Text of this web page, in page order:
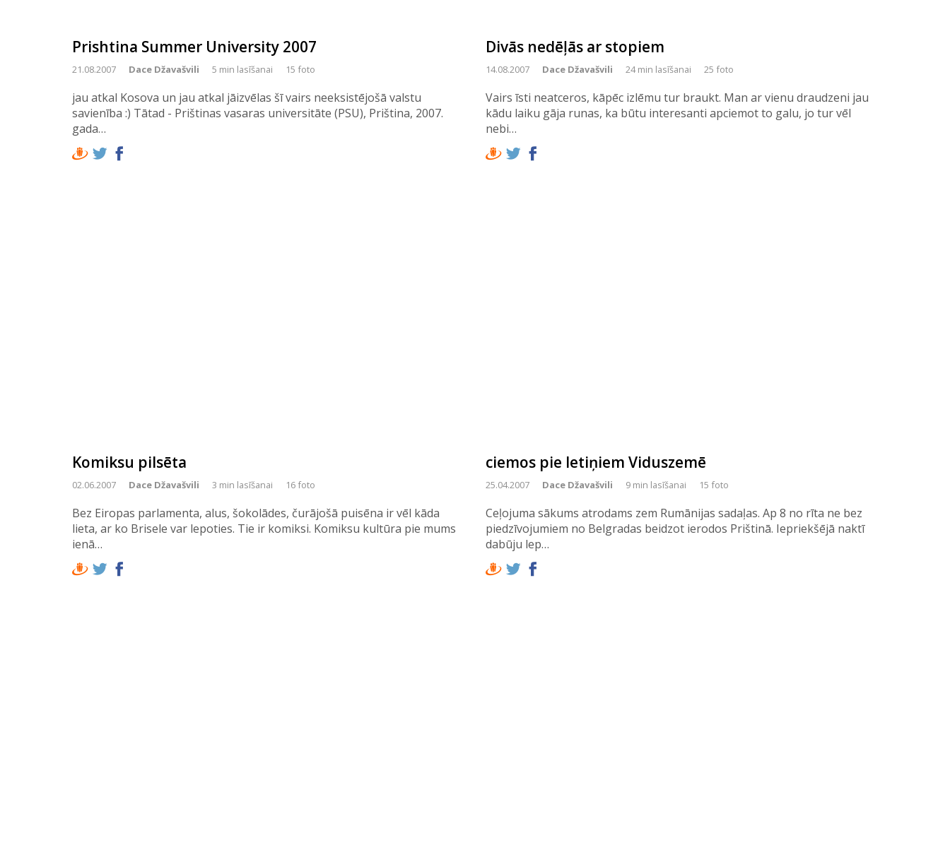
Prishtina Summer University 2007
21.08.2007 Dace Džavašvili 5 min lasīšanai 15 foto
jau atkal Kosova un jau atkal jāizvēlas šī vairs neeksistējošā valstu
savienība :) Tātad - Prištinas vasaras universitāte (PSU), Priština, 2007.
gada…
Divās nedēļās ar stopiem
14.08.2007 Dace Džavašvili 24 min lasīšanai 25 foto
Vairs īsti neatceros, kāpēc izlēmu tur braukt. Man ar vienu draudzeni jau
kādu laiku gāja runas, ka būtu interesanti apciemot to galu, jo tur vēl
nebi…
Komiksu pilsēta
02.06.2007 Dace Džavašvili 3 min lasīšanai 16 foto
Bez Eiropas parlamenta, alus, šokolādes, čurājošā puisēna ir vēl kāda
lieta, ar ko Brisele var lepoties. Tie ir komiksi. Komiksu kultūra pie mums
ienā…
ciemos pie letiņiem Viduszemē
25.04.2007 Dace Džavašvili 9 min lasīšanai 15 foto
Ceļojuma sākums atrodams zem Rumānijas sadaļas. Ap 8 no rīta ne bez
piedzīvojumiem no Belgradas beidzot ierodos Prištinā. Iepriekšējā naktī
dabūju lep…